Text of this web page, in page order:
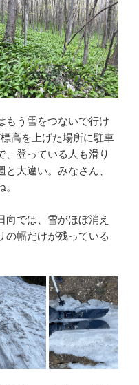
もう雪をつないで行け
高を上げた場所に駐車
、登っている人も滑り
大違い。みなさん、
向では、雪がほぼ消え
の幅だけが残っている